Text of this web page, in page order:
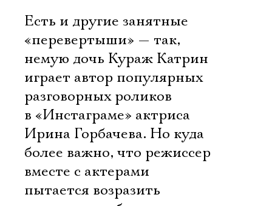
Есть и другие занятные
«перевертыши» — так,
немую дочь Кураж Катрин
играет автор популярных
разговорных роликов
в «Инстаграме» актриса
Ирина Горбачева. Но куда
более важно, что режиссер
вместе с актерами
пытается возразить